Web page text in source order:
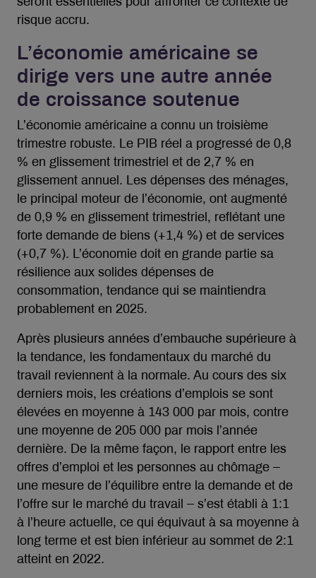
risque accru.
L’économie américaine se
dirige vers une autre année
de croissance soutenue
L’économie américaine a connu un troisième
trimestre robuste. Le PIB réel a progressé de 0,8
% en glissement trimestriel et de 2,7 % en
glissement annuel. Les dépenses des ménages,
le principal moteur de l’économie, ont augmenté
de 0,9 % en glissement trimestriel, reflétant une
forte demande de biens (+1,4 %) et de services
(+0,7 %). L’économie doit en grande partie sa
résilience aux solides dépenses de
consommation, tendance qui se maintiendra
probablement en 2025.
Après plusieurs années d’embauche supérieure à
la tendance, les fondamentaux du marché du
travail reviennent à la normale. Au cours des six
derniers mois, les créations d’emplois se sont
élevées en moyenne à 143 000 par mois, contre
une moyenne de 205 000 par mois l’année
dernière. De la même façon, le rapport entre les
offres d’emploi et les personnes au chômage –
une mesure de l’équilibre entre la demande et de
l’offre sur le marché du travail – s’est établi à 1:1
à l’heure actuelle, ce qui équivaut à sa moyenne à
long terme et est bien inférieur au sommet de 2:1
atteint en 2022.